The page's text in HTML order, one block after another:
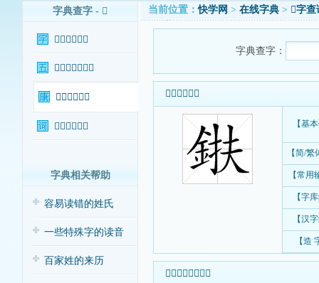
字典查字 - 𨦶
𨦶字基本信息
𨦶字输入法查询
𨦶字康熙字典
𨦶字相关词语
字典相关帮助
容易读错的姓氏
一些特殊字的读音
百家姓的来历
当前位置：快学网 > 在线字典 > 𨦶字
字典查字：
𨦶字基本信息
【基
【简/
【常用
【字
【汉
【造
𨦶字康熙字典查询